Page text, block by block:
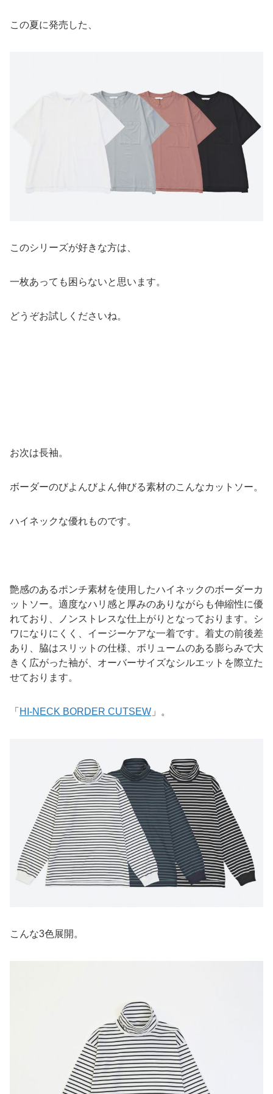
この夏に発売した、
このシリーズが好きな方は、
一枚あっても困らないと思います。
どうぞお試しくださいね。
お次は長袖。
ボーダーのびよんびよん伸びる素材のこんなカットソー。
ハイネックな優れものです。
艶感のあるポンチ素材を使用したハイネックのボーダーカ
ットソー。適度なハリ感と厚みのありながらも伸縮性に優
れており、ノンストレスな仕上がりとなっております。シ
ワになりにくく、イージーケアな一着です。着丈の前後差
あり、脇はスリットの仕様、ボリュームのある膨らみで大
きく広がった袖が、オーバーサイズなシルエットを際立た
せております。
「 HI-NECK BORDER CUTSEW 」。
こんな3色展開。